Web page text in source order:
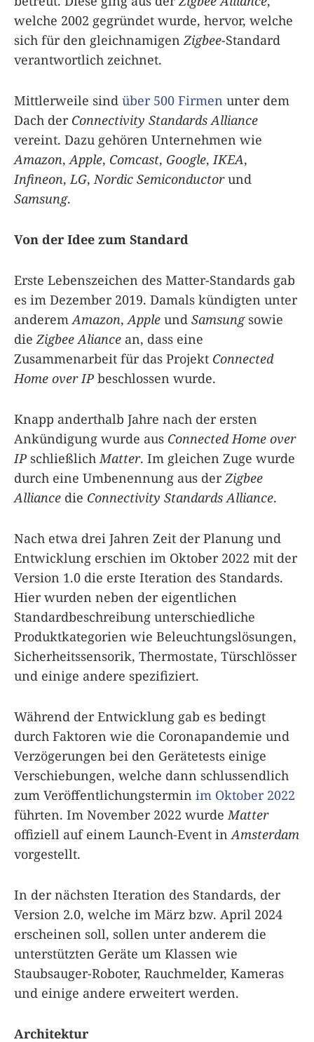
welche 2002 gegründet wurde, hervor, welche
sich für den gleichnamigenZigbee-Standard
verantwortlich zeichnet.
Mittlerweile sind über 500 Firmen unter dem
Dach der Connectivity Standards Alliance
vereint. Dazu gehören Unternehmen wie
Amazon,Apple, Comcast, Google,IKEA,
Infineon,LG,Nordic Semiconductorund
Samsung.
Von der Idee zum Standard
Erste Lebenszeichen des Matter-Standards gab
es im Dezember 2019. Damals kündigten unter
anderemAmazon,Apple und Samsungsowie
dieZigbee Aliance an, dass eine
Zusammenarbeit für das Projekt Connected
Home over IP beschlossen wurde.
Knapp anderthalb Jahre nach der ersten
Ankündigung wurde aus Connected Home over
IP schließlichMatter. Im gleichen Zuge wurde
durch eine Umbenennung aus derZigbee
Alliance die Connectivity Standards Alliance.
Nach etwa drei Jahren Zeit der Planung und
Entwicklung erschien im Oktober 2022 mit der
Version 1.0 die erste Iteration des Standards.
Hier wurden neben der eigentlichen
Standardbeschreibung unterschiedliche
Produktkategorien wie Beleuchtungslösungen,
Sicherheitssensorik, Thermostate, Türschlösser
und einige andere spezifiziert.
Während der Entwicklung gab es bedingt
durch Faktoren wie die Coronapandemie und
Verzögerungen bei den Gerätetests einige
Verschiebungen, welche dann schlussendlich
zum Veröffentlichungstermin im Oktober 2022
führten. Im November 2022 wurdeMatter
offiziell auf einem Launch-Event inAmsterdam
vorgestellt.
In der nächsten Iteration des Standards, der
Version 2.0, welche im März bzw. April 2024
erscheinen soll, sollen unter anderem die
unterstützten Geräte um Klassen wie
Staubsauger-Roboter, Rauchmelder, Kameras
und einige andere erweitert werden.
Architektur